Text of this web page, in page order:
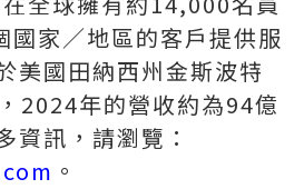
國家／地區的客戶提供服
美國田納西州金斯波特
2024年的營收約為94億
資訊，請瀏覽：
。